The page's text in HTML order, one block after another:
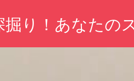
り！あなたの